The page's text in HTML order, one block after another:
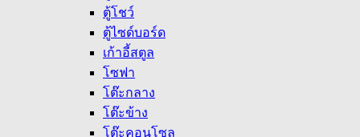
ตู้โชว์
ตู้ไซด์บอร์ด
เก้าอี้สตูล
โซฟา
โต๊ะกลาง
โต๊ะข้าง
โต๊ะคอนโซล